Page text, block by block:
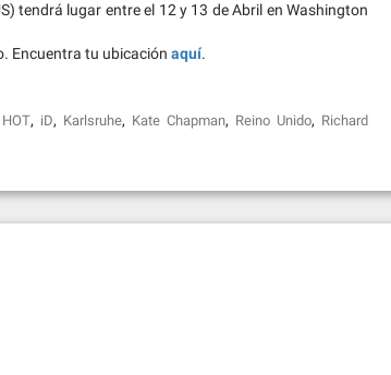
tendrá lugar entre el 12 y 13 de Abril en Washington
Encuentra tu ubicación aquí.
HOT, iD, Karlsruhe, Kate Chapman, Reino Unido, Richard